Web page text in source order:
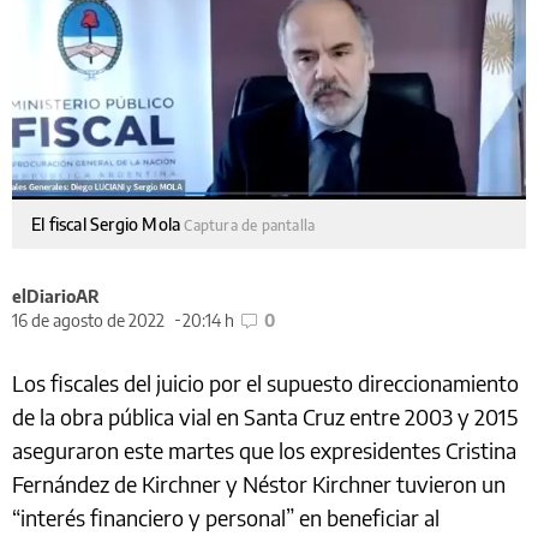
El fiscal Sergio MolaCaptura de pantalla
elDiarioAR
16 de agosto de 2022
20:14 h 0
Los fiscales del juicio por el supuesto direccionamiento
de la obra pública vial en Santa Cruz entre 2003 y 2015
aseguraron este martes que los expresidentes Cristina
Fernández de Kirchner y Néstor Kirchner tuvieron un
“interés financiero y personal” en beneficiar al